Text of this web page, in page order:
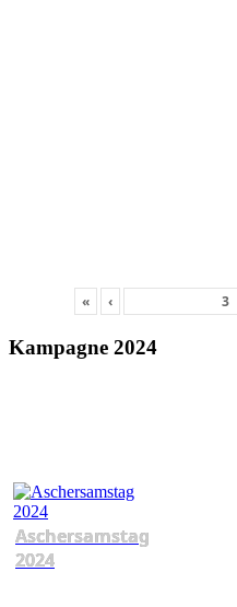
« ‹
Kampagne 2024
Aschersamstag
2024